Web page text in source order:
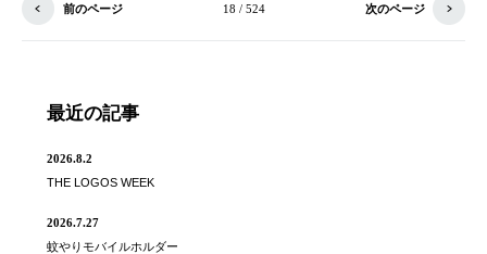
前のページ 18 / 524 次のページ
最近の記事
2026.8.2
THE LOGOS WEEK
2026.7.27
蚊やりモバイルホルダー